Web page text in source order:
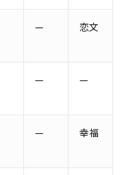
— 恋文
— —
— 幸福